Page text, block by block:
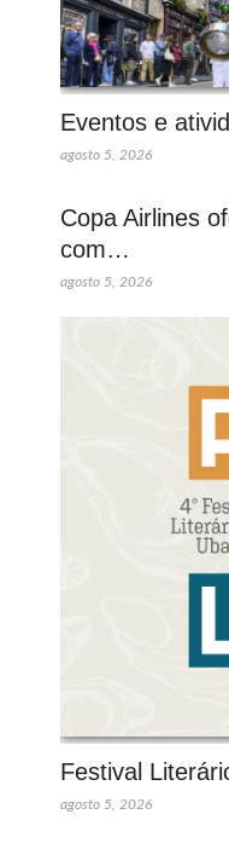
Eventos e
agosto 5, 2026
Copa Airlines
com…
agosto 5, 2026
Festival
agosto 5, 2026